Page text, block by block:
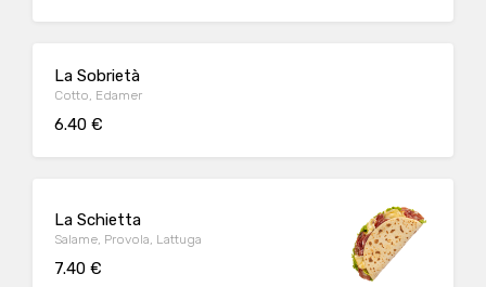
La Sobrietà
Cotto, Edamer
6.40 €
La Schietta
Salame, Provola, Lattuga
7.40 €